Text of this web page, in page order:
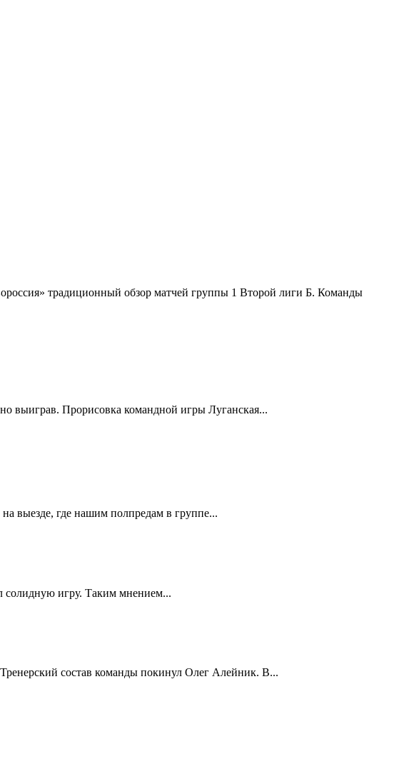
традиционный обзор матчей группы 1 Второй лиги Б. Команды
выиграв. Прорисовка командной игры Луганская...
выезде, где нашим полпредам в группе...
солидную игру. Таким мнением...
состав команды покинул Олег Алейник. В...